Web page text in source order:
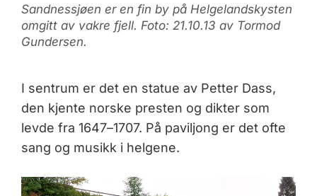
Sandnessjøen er en fin by på Helgelandskysten
omgitt av vakre fjell. Foto: 21.10.13 av Tormod
Gundersen.
I sentrum er det en statue av Petter Dass,
den kjente norske presten og dikter som
levde fra 1647–1707. På paviljong er det ofte
sang og musikk i helgene.